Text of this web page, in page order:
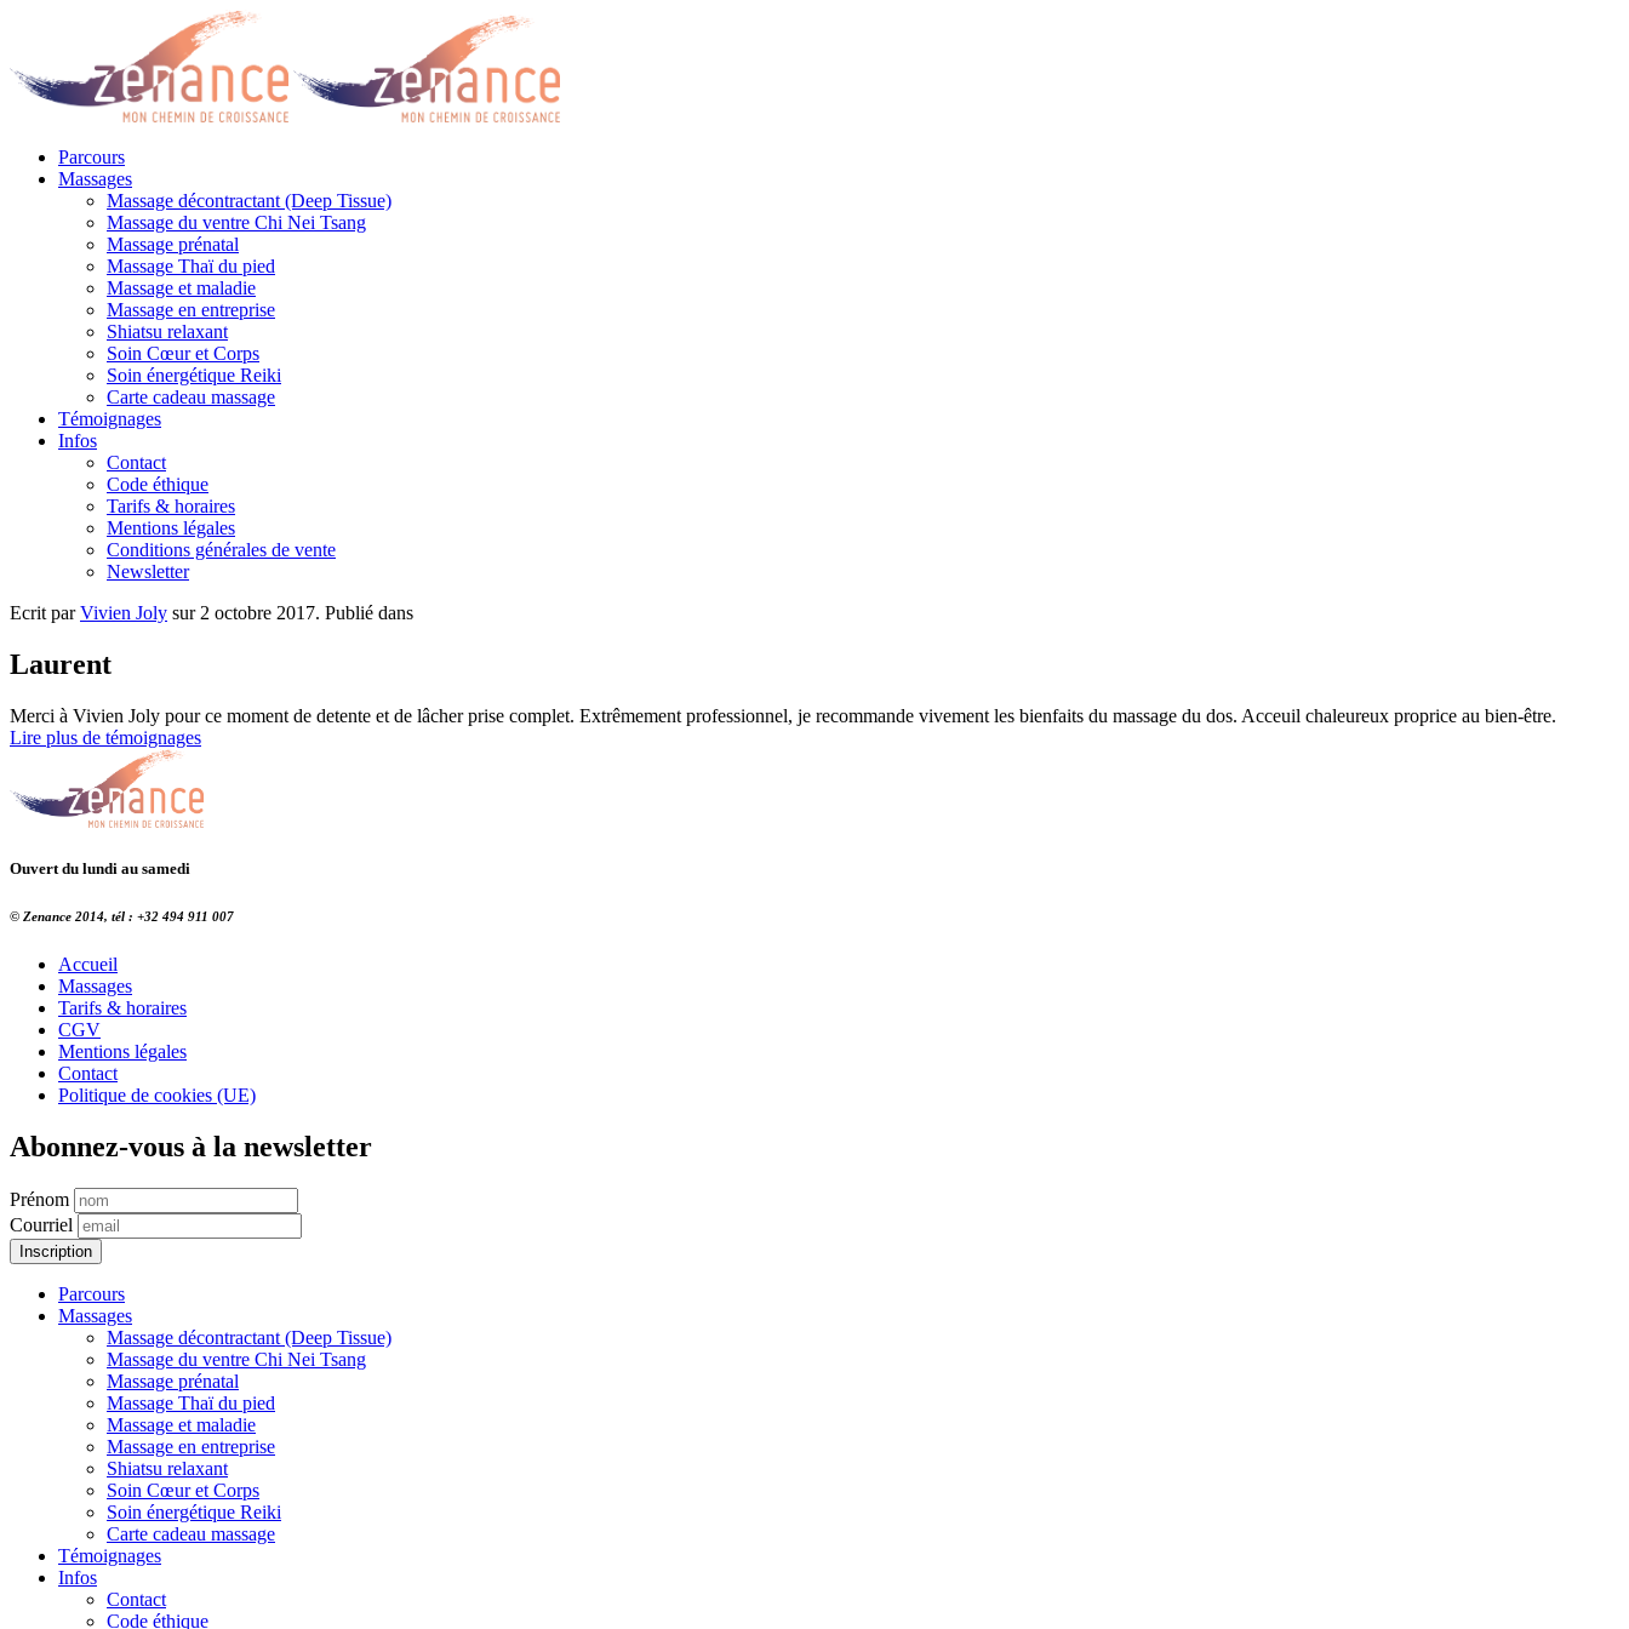
Parcours
Massages
Massage décontractant (Deep Tissue)
Massage du ventre Chi Nei Tsang
Massage prénatal
Massage Thaï du pied
Massage et maladie
Massage en entreprise
Shiatsu relaxant
Soin Cœur et Corps
Soin énergétique Reiki
Carte cadeau massage
Témoignages
Infos
Contact
Code éthique
Tarifs & horaires
Mentions légales
Conditions générales de vente
Newsletter
Ecrit parVivien Joly sur 2 octobre 2017. Publié dans
Laurent
Merci à Vivien Joly pour ce moment de detente et de lâcher prise complet. Extrêmement professionnel, je recommande vivement les bienfaits du massage du dos. Acceuil chaleureux proprice au bien-être.
Lire plus de témoignages
Ouvert du lundi au samedi
© Zenance 2014, tél : +32 494 911 007
Accueil
Massages
Tarifs & horaires
CGV
Mentions légales
Contact
Politique de cookies (UE)
Abonnez-vous à la newsletter
Prénom
Courriel
Parcours
Massages
Massage décontractant (Deep Tissue)
Massage du ventre Chi Nei Tsang
Massage prénatal
Massage Thaï du pied
Massage et maladie
Massage en entreprise
Shiatsu relaxant
Soin Cœur et Corps
Soin énergétique Reiki
Carte cadeau massage
Témoignages
Infos
Contact
Code éthique